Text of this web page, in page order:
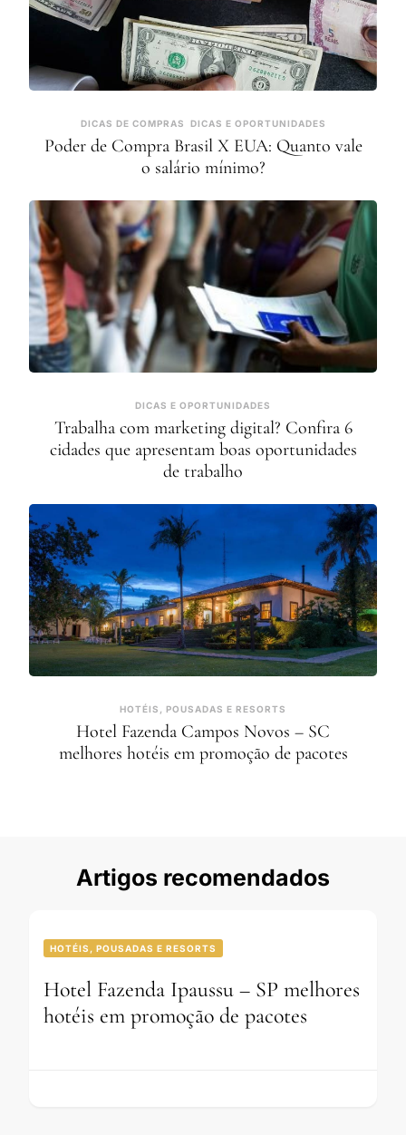
DICAS DE COMPRAS DICAS E OPORTUNIDADES
Poder de Compra Brasil X EUA: Quanto vale
o salário mínimo?
DICAS E OPORTUNIDADES
Trabalha com marketing digital? Confira 6
cidades que apresentam boas oportunidades
de trabalho
HOTÉIS, POUSADAS E RESORTS
Hotel Fazenda Campos Novos – SC
melhores hotéis em promoção de pacotes
Artigos recomendados
HOTÉIS, POUSADAS E RESORTS
Hotel Fazenda Ipaussu – SP melhores
hotéis em promoção de pacotes